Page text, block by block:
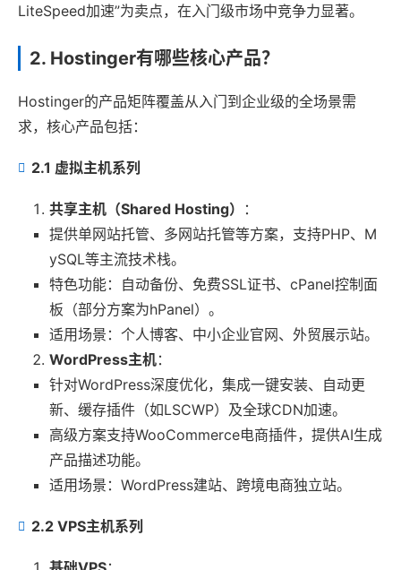
LiteSpeed加速”为卖点，在入门级市场中竞争力显著。
2. Hostinger有哪些核心产品？
Hostinger的产品矩阵覆盖从入门到企业级的全场景需
求，核心产品包括：
2.1 虚拟主机系列
共享主机（Shared Hosting）
：
提供单网站托管、多网站托管等方案，支持PHP、M
ySQL等主流技术栈。
特色功能：自动备份、免费SSL证书、cPanel控制面
板（部分方案为hPanel）。
适用场景：个人博客、中小企业官网、外贸展示站。
WordPress主机：
针对WordPress深度优化，集成一键安装、自动更
新、缓存插件（如LSCWP）及全球CDN加速。
高级方案支持WooCommerce电商插件，提供AI生成
产品描述功能。
适用场景：WordPress建站、跨境电商独立站。
2.2 VPS主机系列